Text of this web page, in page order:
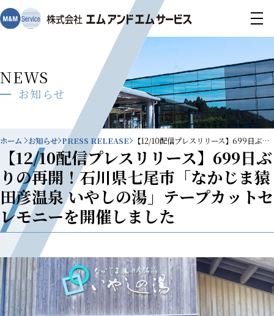
NEWS
お知らせ
ホーム お知らせ PRESS RELEASE 【12/10配信プレスリリース】699日ぶりの再開！石川県七尾市「なかじま猿田彦温泉 いやしの湯」テープカットセレモニーを開催しました
【12/10配信プレスリリース】699日ぶ
りの再開！石川県七尾市「なかじま猿
田彦温泉 いやしの湯」テープカットセ
レモニーを開催しました